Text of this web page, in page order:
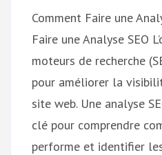
Comment Faire une
Faire une Analyse SEO
moteurs de recherche
pour améliorer la
site web. Une analyse
clé pour comprendre
performe et identifier